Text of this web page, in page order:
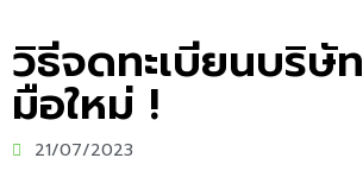
วิธีจดทะเบียนบริษั
มือใหม่ !
21/07/2023